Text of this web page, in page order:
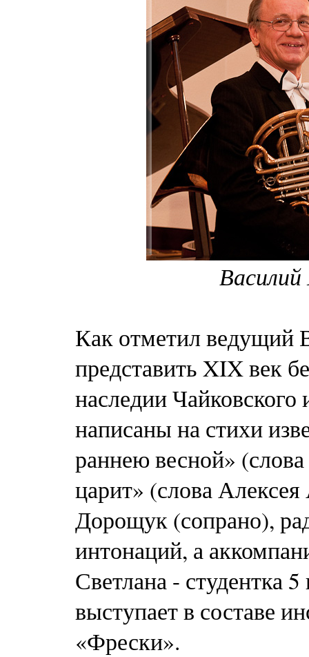
Как отметил ведущий
представить XIX век
наследии
написаны на стихи
раннею весной»
царит» (слова
Дорощук (сопрано),
интонаций, а
Светлана -
выступает в составе
«Фрески».